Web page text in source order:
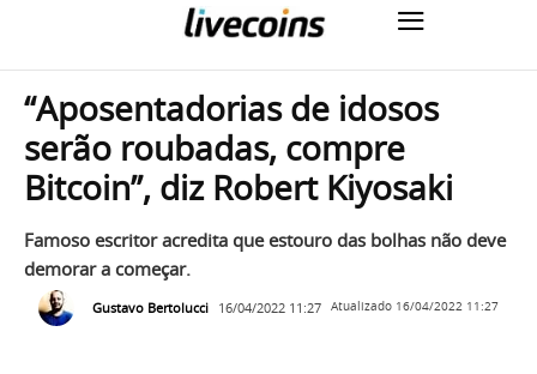
“Aposentadorias de idosos
serão roubadas, compre
Bitcoin”, diz Robert Kiyosaki
Famoso escritor acredita que estouro das bolhas não deve
demorar a começar.
Gustavo Bertolucci 16/04/2022 11:27 Atualizado 16/04/2022 11:27